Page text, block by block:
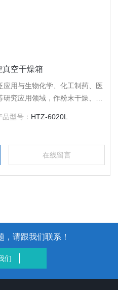
真空干燥箱
用与生物化学、化工制药、医
究应用领域，作粉末干燥、烘
品型号： HTZ-6020L
在线留言
请跟我们联系！
们